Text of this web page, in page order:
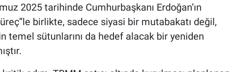
2025 tarihinde Cumhurbaşkanı Erdoğan’ın
birlikte, sadece siyasi bir mutabakatı değil,
temel sütunlarını da hedef alacak bir yeniden